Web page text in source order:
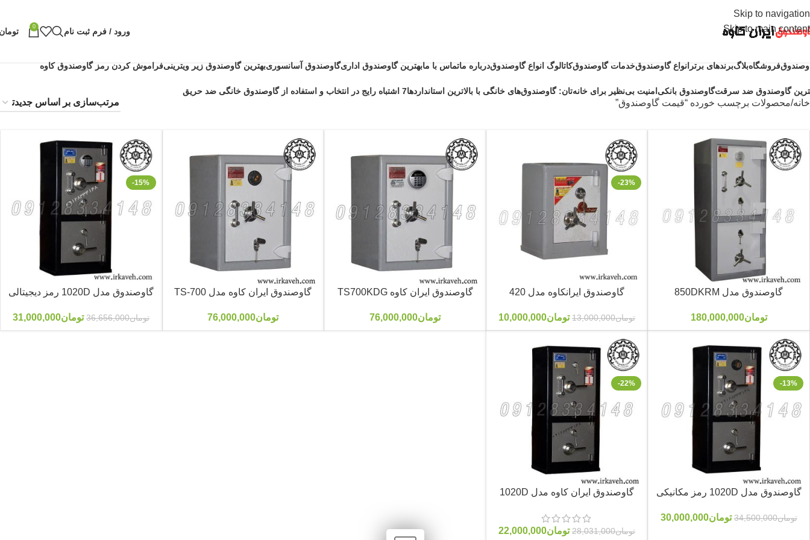
Skip to navigation
Skip to main content
ورود / فرم ثبت نام 0
فروشگاهبلاگبرندهای برترانواع گاوصندوقخدمات گاوصندوقکاتالوگ انواع گاوصندوقدرباره ماتماس با مابهترین گاوصندوق اداریگاوصندوق آسانسوریبهترین گاوصندوق زیر ویترینیفراموش کردن رمز گاوصندوق کاوه
گاوصندوق ضد سرقتگاوصندوق بانکیامنیت بی‌نظیر برای خانه‌تان: گاوصندوق‌های خانگی با بالاترین استانداردها7 اشتباه رایج در انتخاب و استفاده از گاوصندوق خانگی ضد حریق
خانه محصولات برچسب خورده “قیمت گاوصندوق”
گاوصندوق مدل 850DKRM
تومان180,000,000
-23%
گاوصندوق ایرانکاوه مدل 420
تومان13,000,000 تومان10,000,000
گاوصندوق ایران کاوه TS700KDG
تومان76,000,000
گاوصندوق ایران کاوه مدل TS-700
تومان76,000,000
-15%
گاوصندوق مدل 1020D رمز دیجیتالی
تومان36,656,000 تومان31,000,000
-13%
گاوصندوق مدل 1020D رمز مکانیکی
تومان34,500,000 تومان30,000,000
-22%
گاوصندوق ایران کاوه مدل 1020D
تومان28,031,000 تومان22,000,000